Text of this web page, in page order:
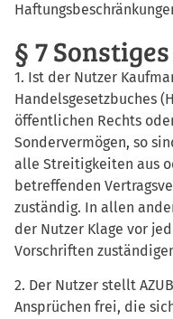
§ 7 Sonstiges
1. Ist der Nutzer
Handelsgesetzbuches
öffentlichen Rechts
Sondervermögen, so
alle Streitigkeiten aus
betreffenden
zuständig. In allen
der Nutzer Klage vor
Vorschriften
2. Der Nutzer stellt
Ansprüchen frei, die